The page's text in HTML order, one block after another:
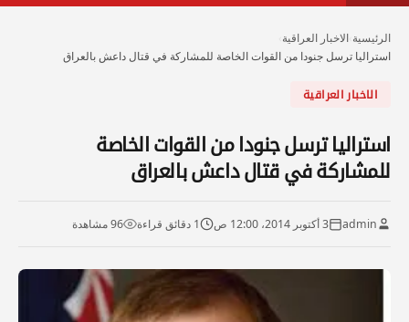
الرئيسية الاخبار العراقية
استراليا ترسل جنودا من القوات الخاصة للمشاركة في قتال داعش بالعراق
الاخبار العراقية
استراليا ترسل جنودا من القوات الخاصة
للمشاركة في قتال داعش بالعراق
admin 3 أكتوبر 2014، 12:00 ص 1 دقائق قراءة 96 مشاهدة